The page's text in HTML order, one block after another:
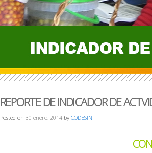
REPORTE DE INDICADOR DE
Posted on 30 enero, 2014 by CODESIN